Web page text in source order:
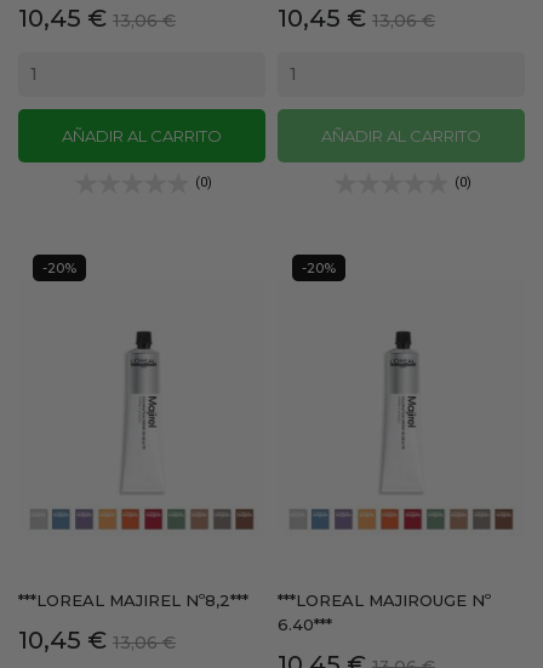
Precio
10,45 € Precio
13,06 €
AÑADIR AL CARRITO
(0)
Precio
10,45 € Precio
13,06 €
AÑADIR AL CARRITO
(0)
***LOREAL MAJIREL Nº8,2***
Precio
10,45 € Precio
13,06 €
-20%
***LOREAL MAJIROUGE Nº
6.40***
-20%